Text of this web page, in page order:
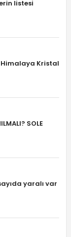
listesi
Himalaya Kristal
SOLE
yaralı var